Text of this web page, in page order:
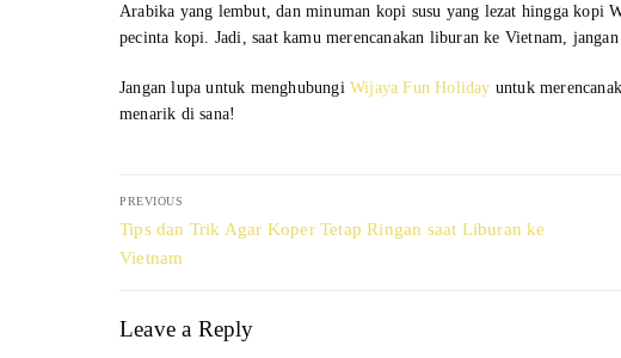
Arabika yang lembut, dan minuman kopi susu yang lezat hingga kopi
pecinta kopi. Jadi, saat kamu merencanakan liburan ke Vietnam,
Jangan lupa untuk menghubungi Wijaya Fun Holiday untuk
menarik di sana!
Post
navigation
PREVIOUS
Previous
post:
Tips dan Trik Agar Koper Tetap Ringan saat Liburan ke
Vietnam
Leave a Reply